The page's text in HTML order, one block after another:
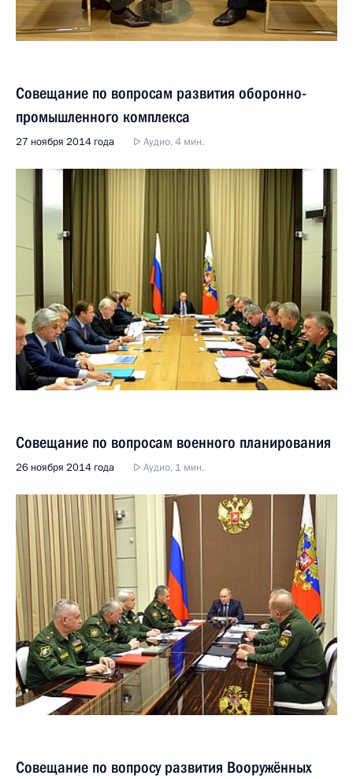
Совещание по вопросам развития оборонно-
промышленного комплекса
27 ноября 2014 года Аудио, 4 мин.
Совещание по вопросам военного планирования
26 ноября 2014 года Аудио, 1 мин.
Совещание по вопросу развития Вооружённых